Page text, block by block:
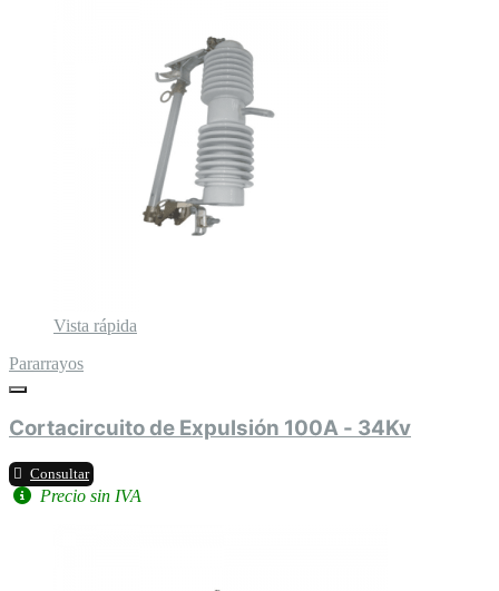
Vista rápida
Pararrayos
Cortacircuito de Expulsión 100A - 34Kv
Consultar
Precio sin IVA